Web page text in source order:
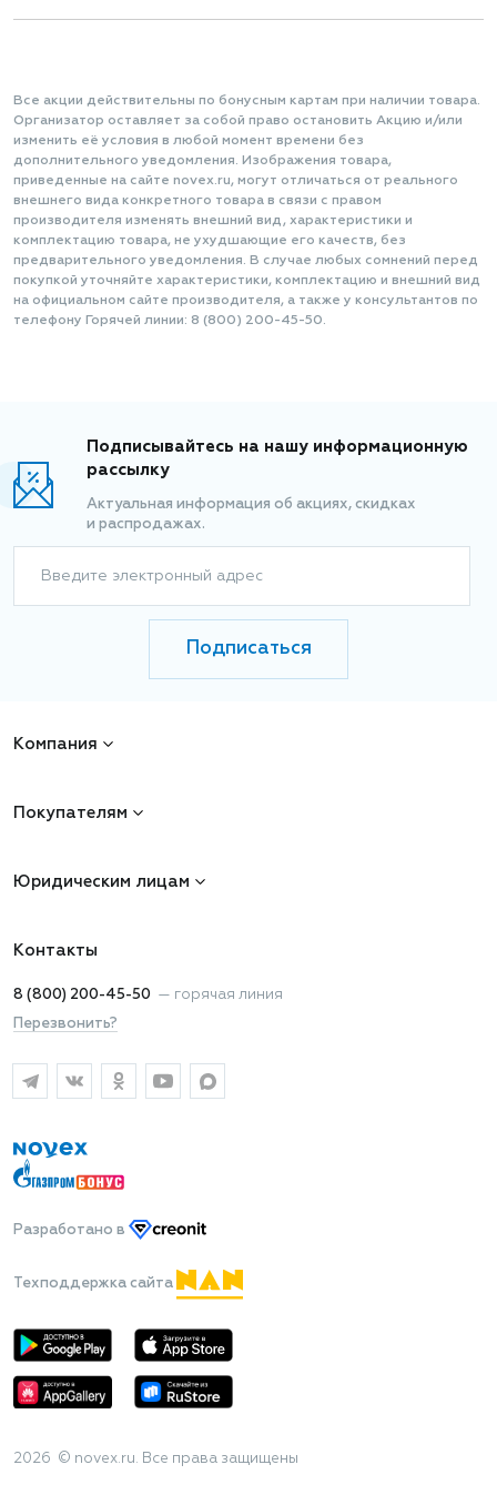
Все акции действительны по бонусным картам при наличии товара.
Организатор оставляет за собой право остановить Акцию и/или
изменить её условия в любой момент времени без
дополнительного уведомления. Изображения товара,
приведенные на сайте novex.ru, могут отличаться от реального
внешнего вида конкретного товара в связи с правом
производителя изменять внешний вид, характеристики и
комплектацию товара, не ухудшающие его качеств, без
предварительного уведомления. В случае любых сомнений перед
покупкой уточняйте характеристики, комплектацию и внешний вид
на официальном сайте производителя, а также у консультантов по
телефону Горячей линии: 8 (800) 200-45-50.
Подписывайтесь на нашу информационную
рассылку
Актуальная информация об акциях, скидках
и распродажах.
Введите электронный адрес
Подписаться
Компания
Покупателям
Юридическим лицам
Контакты
8 (800) 200-45-50 — горячая линия
Перезвонить?
Разработано в
Техподдержка сайта
2026 © novex.ru. Все права защищены